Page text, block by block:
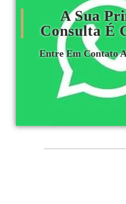
A Sua
Consulta É
Entre Em Contato